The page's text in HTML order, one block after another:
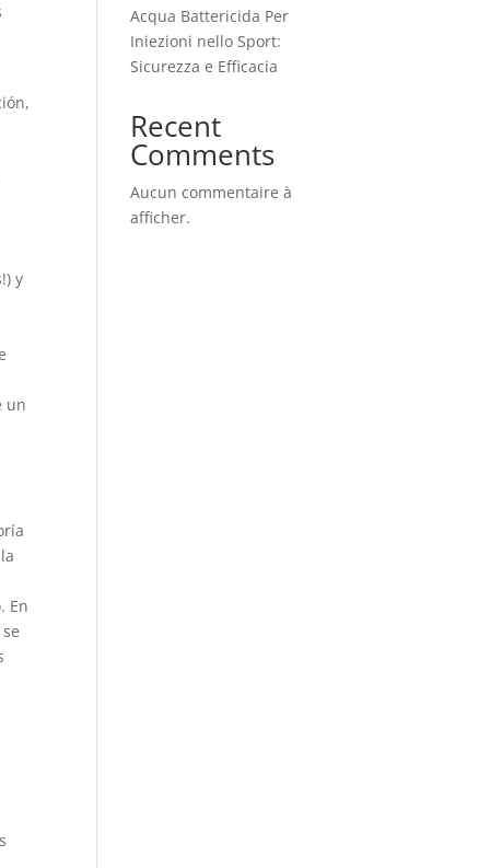
y
un
En
Acqua Battericida Per
Iniezioni nello Sport:
Sicurezza e Efficacia
Recent
Comments
Aucun commentaire à
afficher.